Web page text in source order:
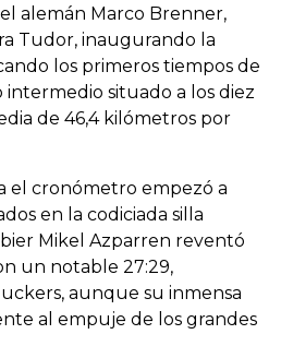
alemán Marco Brenner,
Tudor, inaugurando la
los primeros tiempos de
situado a los diez
de 46,4 kilómetros por
el cronómetro empezó a
en la codiciada silla
Mikel Azparren reventó
un notable 27:29,
aunque su inmensa
al empuje de los grandes